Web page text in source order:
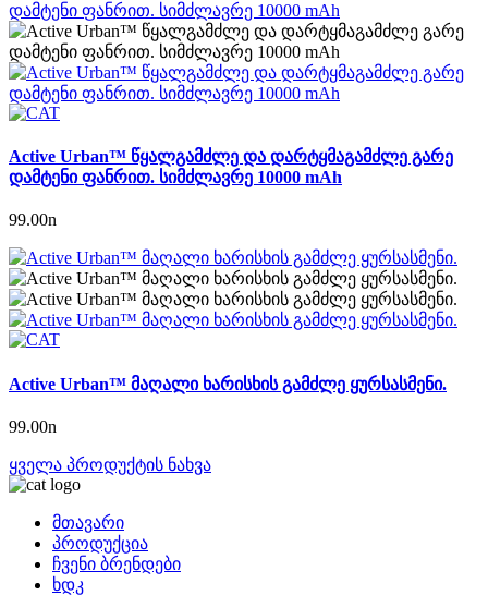
Active Urban™ წყალგამძლე და დარტყმაგამძლე გარე
დამტენი ფანრით. სიმძლავრე 10000 mAh
99.00n
Active Urban™ მაღალი ხარისხის გამძლე ყურსასმენი.
99.00n
ყველა პროდუქტის ნახვა
მთავარი
პროდუქცია
ჩვენი ბრენდები
ხდკ